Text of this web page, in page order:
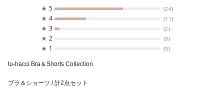
★ 5 (24)
★ 4 (11)
★ 3 (2)
★ 2 (0)
★ 1 (0)
tu-hacci Bra＆Shorts Collection
ブラ＆ショーツ / 計2点セット